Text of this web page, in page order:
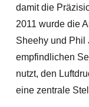
damit die
2011 wurde die
Sheehy und Phil
empfindlichen
nutzt, den
eine zentrale